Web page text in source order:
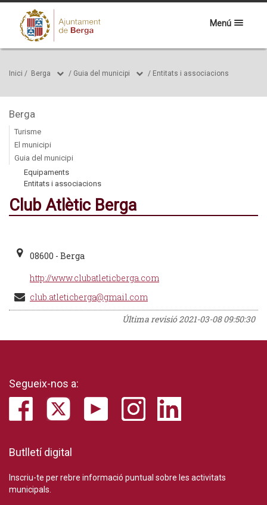
Menú
Inici / Berga / Guia del municipi / Entitats i associacions
Berga
Turisme
El municipi
Guia del municipi
Equipaments
Entitats i associacions
Club Atlètic Berga
08600 - Berga
http://www.clubatleticberga.com
club.atleticberga@gmail.com
Última revisió2021-03-08 09:50:30
Segueix-nos a:
Butlletí digital
Inscriu-te per rebre informació puntual sobre les activitats
municipals.